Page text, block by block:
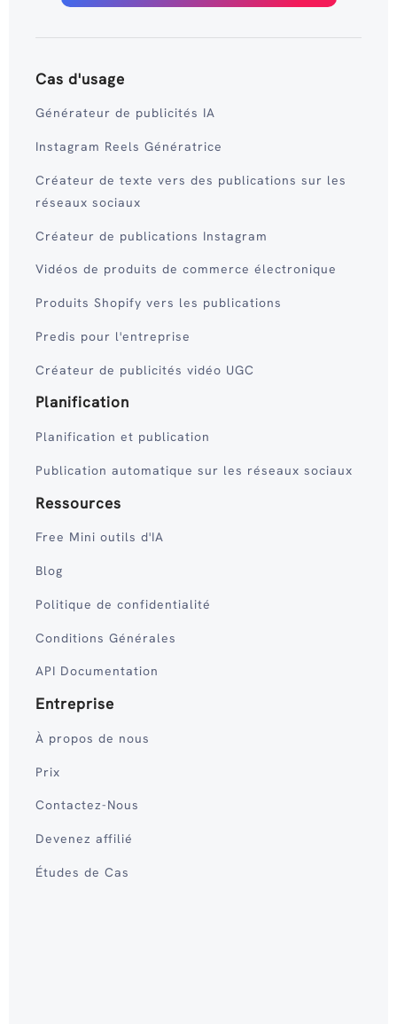
Cas d'usage
Générateur de publicités IA
Instagram Reels Génératrice
Créateur de texte vers des publications sur les
réseaux sociaux
Créateur de publications Instagram
Vidéos de produits de commerce électronique
Produits Shopify vers les publications
Predis pour l'entreprise
Créateur de publicités vidéo UGC
Planification
Planification et publication
Publication automatique sur les réseaux sociaux
Ressources
Free Mini outils d'IA
Blog
Politique de confidentialité
Conditions Générales
API Documentation
Entreprise
À propos de nous
Prix
Contactez-Nous
Devenez affilié
Études de Cas